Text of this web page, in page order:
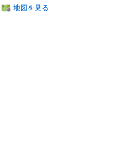
地図を見る